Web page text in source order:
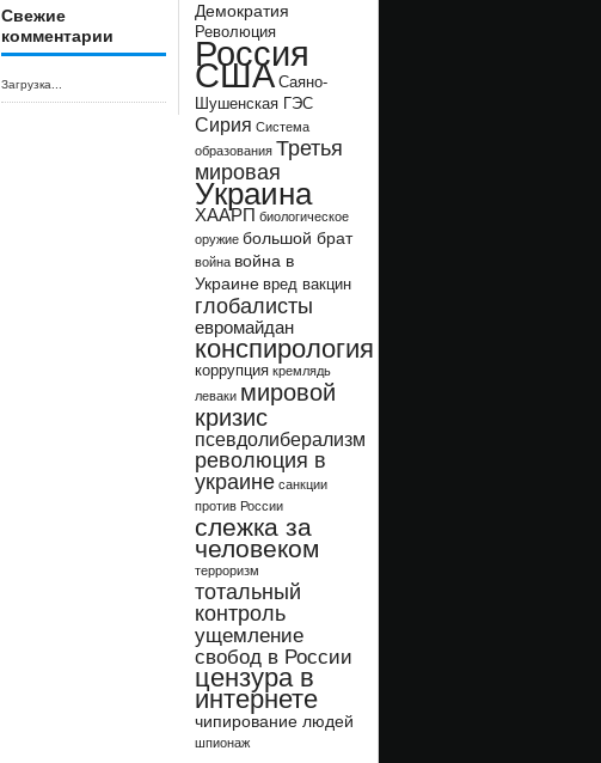
Свежие
комментарии
Загрузка...
Демократия
Революция
Россия
США Саяно-
Шушенская ГЭС
Сирия Система
образования Третья
мировая
Украина
ХААРП биологическое
оружие большой брат
война война в
Украине вред вакцин
глобалисты
евромайдан
конспирология
коррупция кремлядь
леваки мировой
кризис
псевдолиберализм
революция в
украине санкции
против России
слежка за
человеком
терроризм
тотальный
контроль
ущемление
свобод в России
цензура в
интернете
чипирование людей
шпионаж